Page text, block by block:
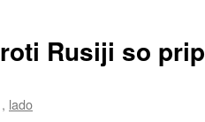
Rusiji so
, lado